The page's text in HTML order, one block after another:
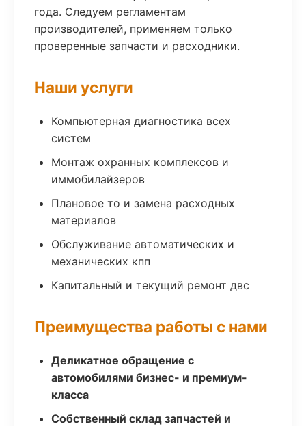
года. Следуем регламентам
производителей, применяем только
проверенные запчасти и расходники.
Наши услуги
Компьютерная диагностика всех
систем
Монтаж охранных комплексов и
иммобилайзеров
Плановое то и замена расходных
материалов
Обслуживание автоматических и
механических кпп
Капитальный и текущий ремонт двс
Преимущества работы с нами
Деликатное обращение с
автомобилями бизнес- и премиум-
класса
Собственный склад запчастей и